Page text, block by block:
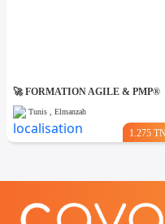
🚀 FORMATION AGILE & PMP®
Tunis , Elmanzah
1.275